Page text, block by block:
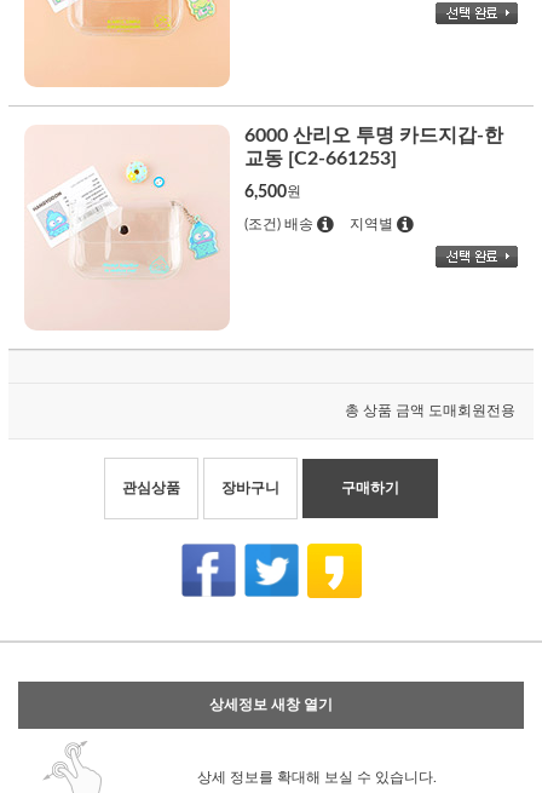
6000 산리오 투명 카드지갑-한
교동 [C2-661253]
6,500원
(조건) 배송 지역별
총 상품 금액 도매회원전용
관심상품 장바구니 구매하기
상세정보 새창 열기
상세 정보를 확대해 보실 수 있습니다.